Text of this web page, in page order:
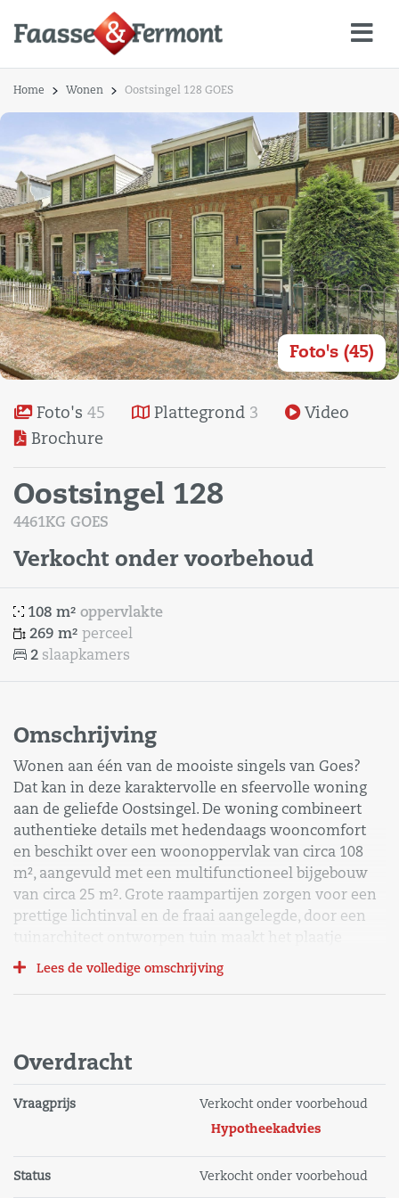
Home Wonen Oostsingel 128 GOES
Foto's (45)
Foto's 45 Plattegrond 3
Video
Brochure
Oostsingel 128
4461KG GOES
Verkocht onder voorbehoud
108 m² oppervlakte
269 m² perceel
2 slaapkamers
Omschrijving
Wonen aan één van de mooiste singels van Goes?
Dat kan in deze karaktervolle en sfeervolle woning
aan de geliefde Oostsingel. De woning combineert
authentieke details met hedendaags wooncomfort
en beschikt over een woonoppervlak van circa 108
m², aangevuld met een multifunctioneel bijgebouw
van circa 25 m². Grote raampartijen zorgen voor een
prettige lichtinval en de fraai aangelegde, door een
compleet. Het bijgebouw achter in de tuin is absoluut
praktijkruimte.
De ligging is bijzonder aantrekkelijk: rustig wonen
met uitzicht op water en groen, terwijl het gezellige
voorzieningen zijn binnen handbereik, waaronder
Lees de volledige omschrijving
Overdracht
Vraagprijs
Verkocht onder voorbehoud
Hypotheekadvies
Status Verkocht onder voorbehoud